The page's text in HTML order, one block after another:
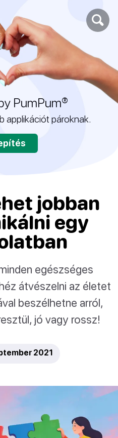
PumPum®
applikációt pároknak.
jobban
egy
egészséges
átvészelni az életet
beszélhetne arról,
jó vagy rossz!
2021